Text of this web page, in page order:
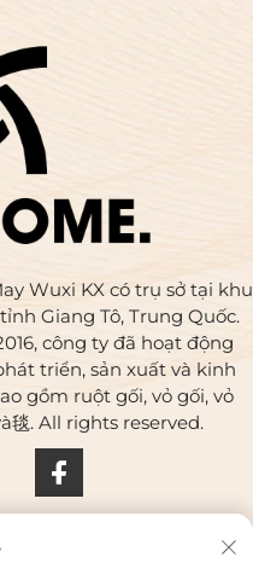
Wuxi KX có trụ sở tại khu
Giang Tô, Trung Quốc.
công ty đã hoạt động
triển, sản xuất và kinh
gồm ruột gối, vỏ gối, vỏ
. All rights reserved.
mật